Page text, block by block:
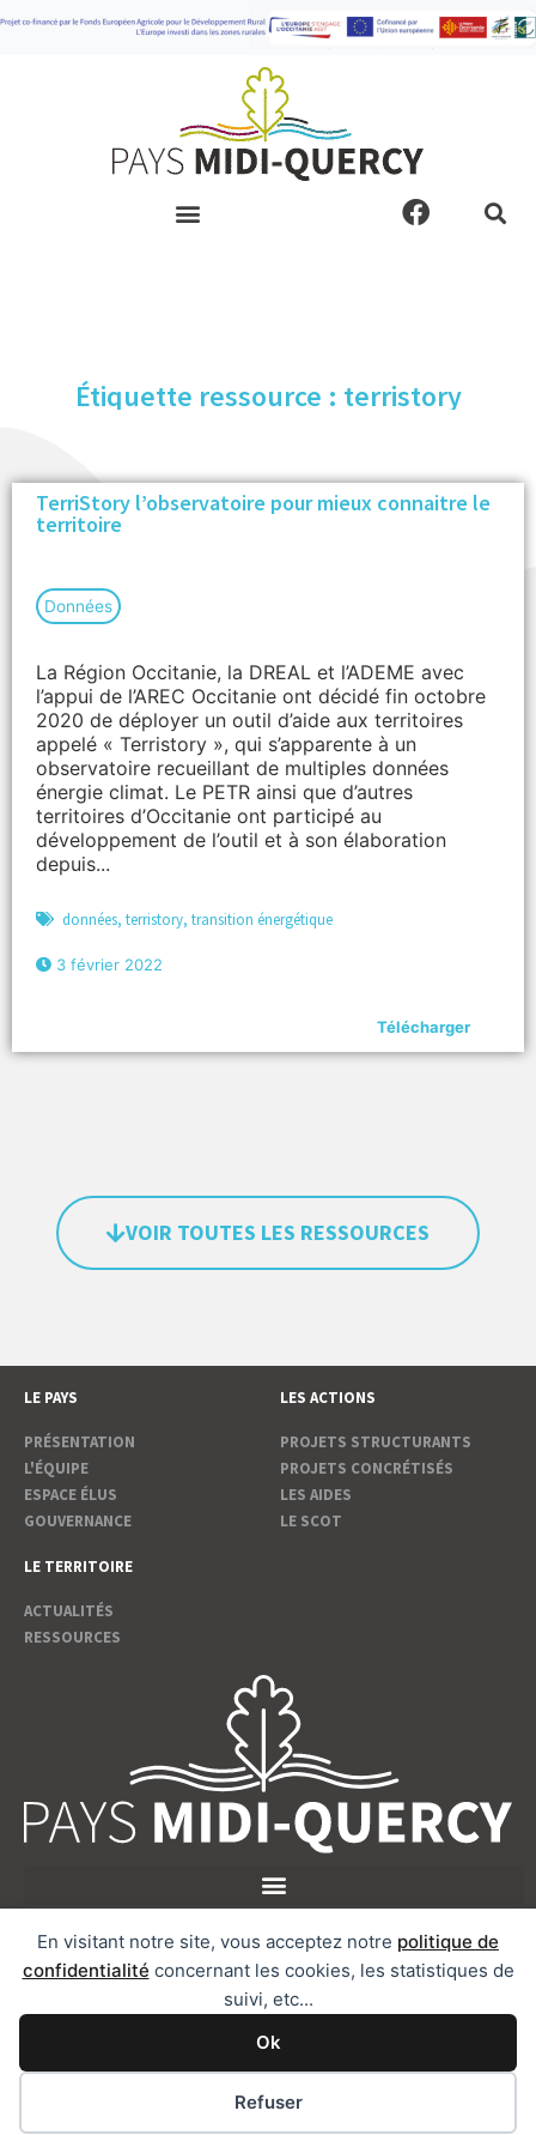
En visitant notre site, vous acceptez notre politique de
confidentialité concernant les cookies, les statistiques de
suivi, etc...
Ok
Refuser
F
a
k
Étiquette ressource : terristory
TerriStory l’observatoire pour mieux connaitre le
territoire
Données
La Région Occitanie, la DREAL et l’ADEME avec
l’appui de l’AREC Occitanie ont décidé fin octobre
2020 de déployer un outil d’aide aux territoires
appelé « Terristory », qui s’apparente à un
observatoire recueillant de multiples données
énergie climat. Le PETR ainsi que d’autres
territoires d’Occitanie ont participé au
développement de l’outil et à son élaboration
depuis...
données, terristory, transition énergétique
3 février 2022
Télécharger
VOIR TOUTES LES RESSOURCES
LE PAYS
PRÉSENTATION
L'ÉQUIPE
ESPACE ÉLUS
GOUVERNANCE
LES ACTIONS
PROJETS STRUCTURANTS
PROJETS CONCRÉTISÉS
LES AIDES
LE SCOT
LE TERRITOIRE
ACTUALITÉS
RESSOURCES
Suivez nous
ADMINISTRATION